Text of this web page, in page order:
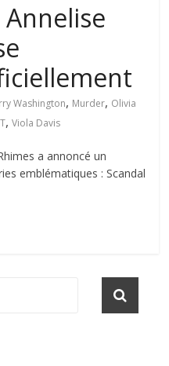
Washington, Murder, Olivia
,Viola Davis
a annoncé un
emblématiques : Scandal